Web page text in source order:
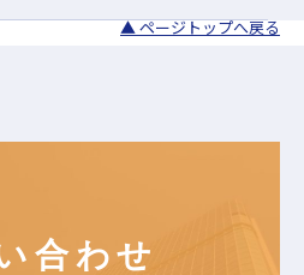
▲ ページトップへ戻る
合わせ